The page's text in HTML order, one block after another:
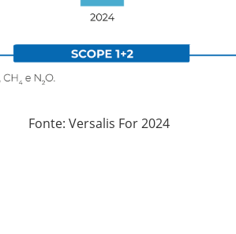
Fonte: Versalis For 2024